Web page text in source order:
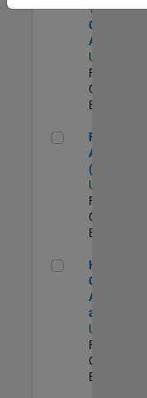
Trade
Analyst
US-MA-
Finance
Operations |
Financial
Financial
Analyst
(FP&A)
US-MA-
Finance
Operations |
Head of
Head of
Corporate
Accounting
and
US-MA-
Finance
Operations |